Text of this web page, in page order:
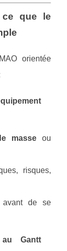
ce que le
orientée
masseou
risques,
de se
Gantt